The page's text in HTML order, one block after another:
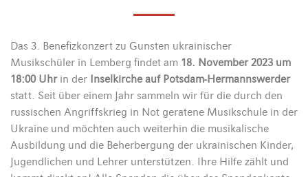
Das 3. Benefizkonzert zu Gunsten ukrainischer
Musikschüler in Lemberg findet am 18. November 2023 um
18:00 Uhrin der Inselkirche auf Potsdam-Hermannswerder
statt. Seit über einem Jahr sammeln wir für die durch den
russischen Angriffskrieg in Not geratene Musikschule in der
Ukraine und möchten auch weiterhin die musikalische
Ausbildung und die Beherbergung der ukrainischen Kinder,
Jugendlichen und Lehrer unterstützen. Ihre Hilfe zählt und